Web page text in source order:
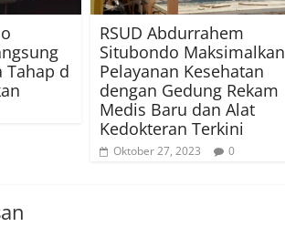
Tahap d
RSUD Abdurrahem
Situbondo Maksimalkan
Pelayanan Kesehatan
dengan Gedung Rekam
Medis Baru dan Alat
Kedokteran Terkini
Oktober 27, 2023 0